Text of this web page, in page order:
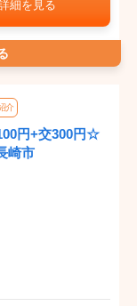
細を見る
介
円+交300円☆
崎市